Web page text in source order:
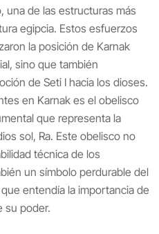
una de las estructuras más
egipcia. Estos esfuerzos
la posición de Karnak
sino que también
de Seti I hacia los dioses.
en Karnak es el obelisco
que representa la
sol, Ra. Este obelisco no
técnica de los
un símbolo perdurable del
entendía la importancia de
su poder.